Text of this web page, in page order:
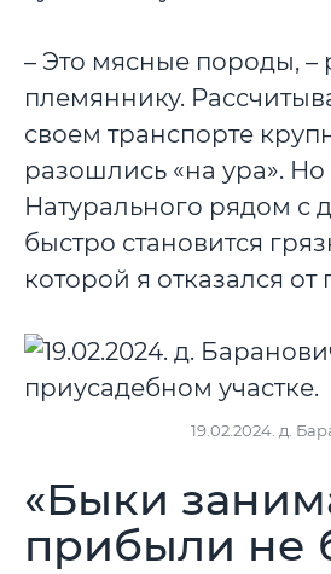
– Это мясные породы, –
племяннику.
своем транспорте
разошлись «на ура».
Натурального рядом с
быстро становится
которой я отказался от
19.02.2024. д.
«Быки
прибыли не